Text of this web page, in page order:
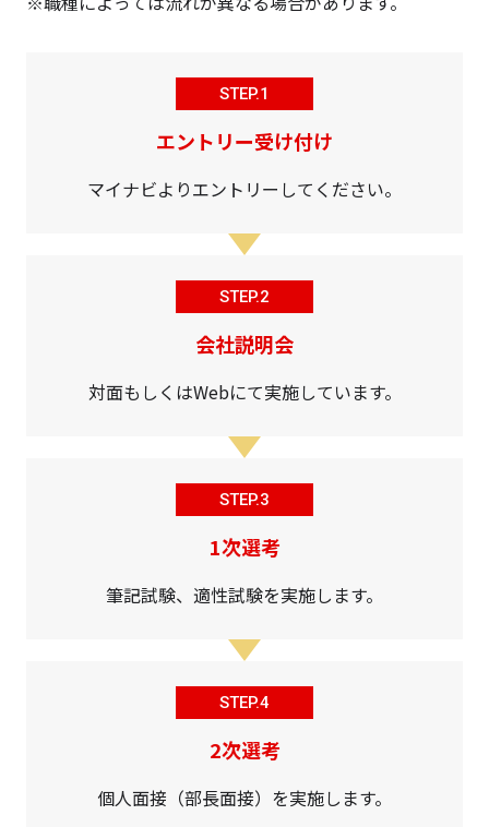
STEP.1
エントリー受け付け
マイナビよりエントリーしてください。
STEP.2
会社説明会
対面もしくはWebにて実施しています。
STEP.3
1次選考
筆記試験、適性試験を実施します。
STEP.4
2次選考
個人面接（部長面接）を実施します。